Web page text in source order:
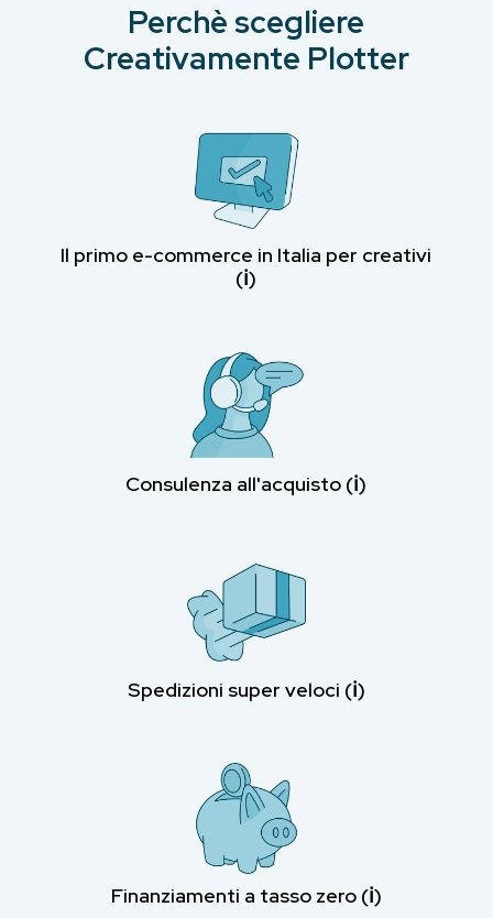
Perchè scegliere
Creativamente Plotter
Il primo e-commerce in Italia per creativi
(ℹ︎)
Consulenza all'acquisto (ℹ︎)
Spedizioni super veloci (ℹ︎)
Finanziamenti a tasso zero (ℹ︎)